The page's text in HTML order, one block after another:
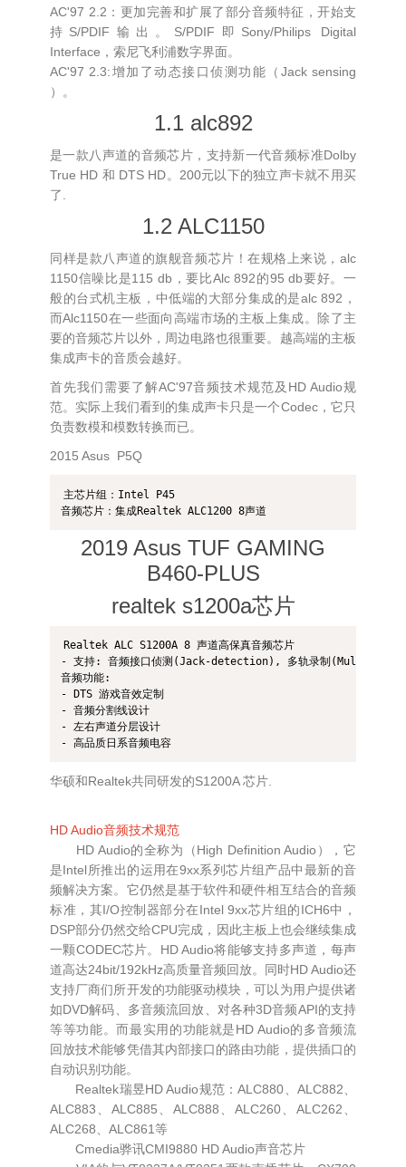
AC'97 2.2：更加完善和扩展了部分音频特征，开始支
持S/PDIF输出。S/PDIF即Sony/Philips Digital
Interface，索尼飞利浦数字界面。
AC'97 2.3:增加了动态接口侦测功能（Jack sensing
）。
1.1 alc892
是一款八声道的音频芯片，支持新一代音频标准Dolby
True HD 和 DTS HD。200元以下的独立声卡就不用买
了.
1.2 ALC1150
同样是款八声道的旗舰音频芯片！在规格上来说，alc
1150信噪比是115 db，要比Alc 892的95 db要好。一
般的台式机主板，中低端的大部分集成的是alc 892，
而Alc1150在一些面向高端市场的主板上集成。除了主
要的音频芯片以外，周边电路也很重要。越高端的主板
集成声卡的音质会越好。
首先我们需要了解AC'97音频技术规范及HD Audio规
范。实际上我们看到的集成声卡只是一个Codec，它只
负责数模和模数转换而已。
2015 Asus P5Q
主芯片组：Intel P45
音频芯片：集成Realtek ALC1200 8声道
2019 Asus TUF GAMING
B460-PLUS
realtek s1200a芯片
Realtek ALC S1200A 8 声道高保真音频芯片
- 支持: 音频接口侦测(Jack-detection), 多轨录制(Multi-
音频功能:
- DTS 游戏音效定制
- 音频分割线设计
- 左右声道分层设计
- 高品质日系音频电容
华硕和Realtek共同研发的S1200A 芯片.
HD Audio音频技术规范
HD Audio的全称为（High Definition Audio），它
是Intel所推出的运用在9xx系列芯片组产品中最新的音
频解决方案。它仍然是基于软件和硬件相互结合的音频
标准，其I/O控制器部分在Intel 9xx芯片组的ICH6中，
DSP部分仍然交给CPU完成，因此主板上也会继续集成
一颗CODEC芯片。HD Audio将能够支持多声道，每声
道高达24bit/192kHz高质量音频回放。同时HD Audio还
支持厂商们所开发的功能驱动模块，可以为用户提供诸
如DVD解码、多音频流回放、对各种3D音频API的支持
等等功能。而最实用的功能就是HD Audio的多音频流
回放技术能够凭借其内部接口的路由功能，提供插口的
自动识别功能。
Realtek瑞昱HD Audio规范：ALC880、ALC882、
ALC883、ALC885、ALC888、ALC260、ALC262、
ALC268、ALC861等
Cmedia骅讯CMI9880 HD Audio声音芯片